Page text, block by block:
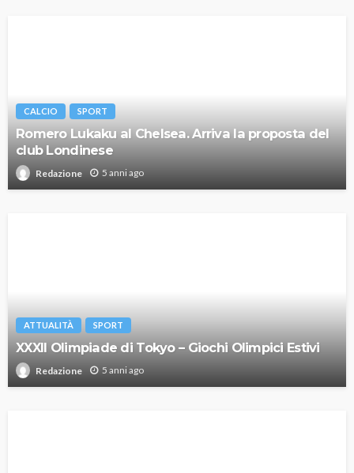
CALCIO SPORT
Romero Lukaku al Chelsea. Arriva la proposta del
club Londinese
Redazione 5 anni ago
ATTUALITÀ SPORT
XXXII Olimpiade di Tokyo – Giochi Olimpici Estivi
Redazione 5 anni ago